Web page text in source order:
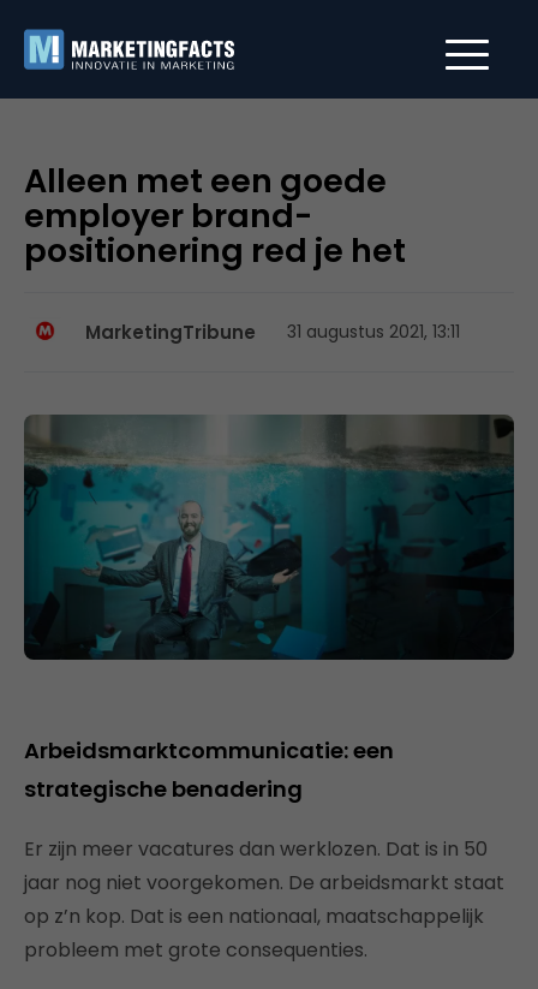
Alleen met een goede
employer brand-
positionering red je het
MarketingTribune 31 augustus 2021, 13:11
Arbeidsmarktcommunicatie: een
strategische benadering
Er zijn meer vacatures dan werklozen. Dat is in 50
jaar nog niet voorgekomen. De arbeidsmarkt staat
op z’n kop. Dat is een nationaal, maatschappelijk
probleem met grote consequenties.